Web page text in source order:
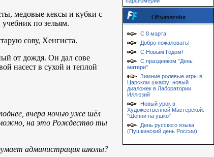
медовые кексы и кубки с
по зельям.
сову, Хенгиста.
от дождя. Он дал сове
насест в сухой и теплой
вчера ночью уже шёл
на это Рождество ты
администрация школы?
Объявления
С 8 марта!
Добро пожаловать!
С Новым Годом!
С праздником "День
матери"
Зимние ролевые игры в
Царском шкафу: новый
диаложек в Лаборатории
Иллюзий
Новый урок в
Художественной Мастерской:
"Шепни на ушко"
День русского языка
(Пушкинский день России)